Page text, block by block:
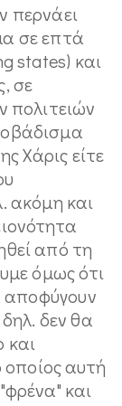
περνάει
σε επτά
states) και
σε
πολιτειών
Χάρις είτε
ακόμη και
από τη
όμως ότι
αποφύγουν
δεν θα
και
οποίος αυτή
και